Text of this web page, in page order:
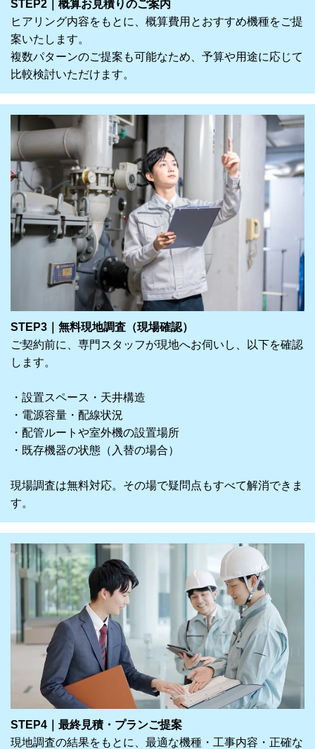
STEP2｜概算お見積りのご案内
ヒアリング内容をもとに、概算費用とおすすめ機種をご提
案いたします。
複数パターンのご提案も可能なため、予算や用途に応じて
比較検討いただけます。
STEP3｜無料現地調査（現場確認）
ご契約前に、専門スタッフが現地へお伺いし、以下を確認
します。
・設置スペース・天井構造
・電源容量・配線状況
・配管ルートや室外機の設置場所
・既存機器の状態（入替の場合）
現場調査は無料対応。その場で疑問点もすべて解消できま
す。
STEP4｜最終見積・プランご提案
現地調査の結果をもとに、最適な機種・工事内容・正確な